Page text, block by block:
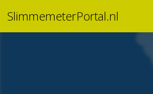
SlimmemeterPortal.nl